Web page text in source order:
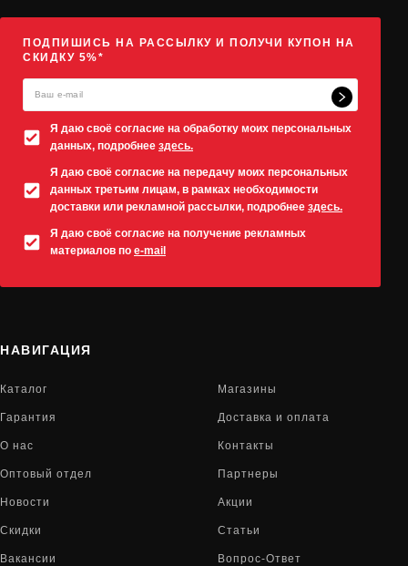
ПОДПИШИСЬ НА РАССЫЛКУ И ПОЛУЧИ КУПОН НА
СКИДКУ 5%*
Я даю своё согласие на обработку моих персональных
данных, подробнее здесь.
Я даю своё согласие на передачу моих персональных
данных третьим лицам, в рамках необходимости
доставки или рекламной рассылки, подробнее здесь.
Я даю своё согласие на получение рекламных
материалов по e-mail
НАВИГАЦИЯ
Каталог Магазины
Гарантия Доставка и оплата
О нас Контакты
Оптовый отдел Партнеры
Новости Акции
Скидки Статьи
Вакансии Вопрос-Ответ